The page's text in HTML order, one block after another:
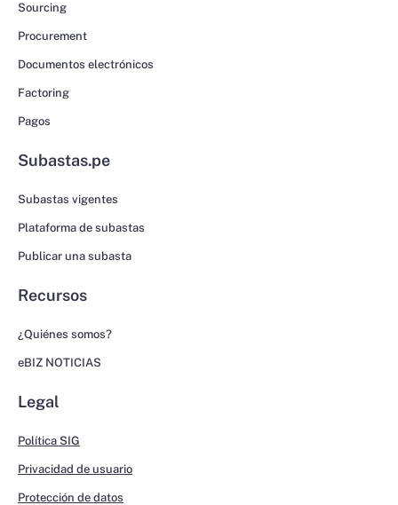
Sourcing
Procurement
Documentos electrónicos
Factoring
Pagos
Subastas.pe
Subastas vigentes
Plataforma de subastas
Publicar una subasta
Recursos
¿Quiénes somos?
eBIZ NOTICIAS
Legal
Política SIG
Privacidad de usuario
Protección de datos